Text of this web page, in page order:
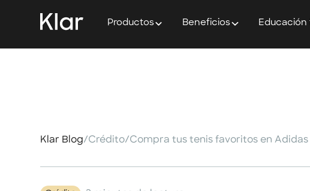
Productos Beneficios Educación
Klar Blog/Crédito/